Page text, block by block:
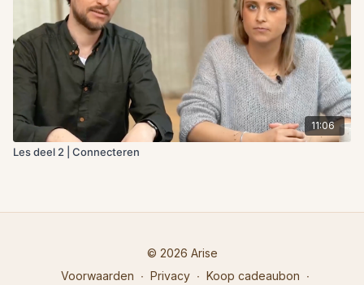
11:06
Les deel 2 | Connecteren
© 2026 Arise
Voorwaarden ∙ Privacy ∙ Koop cadeaubon ∙